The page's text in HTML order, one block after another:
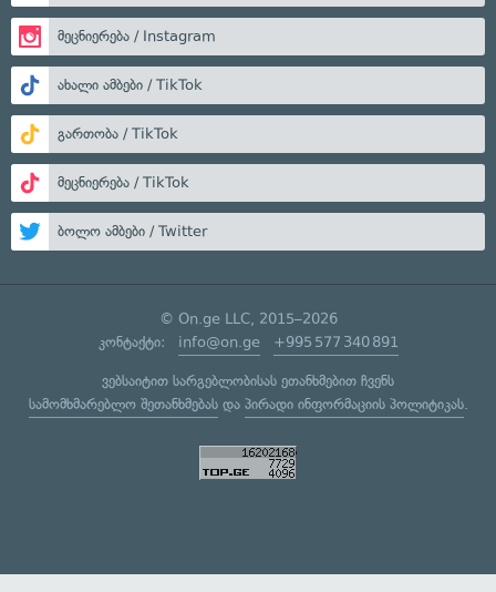
მეცნიერება / Instagram
ახალი ამბები / TikTok
გართობა / TikTok
მეცნიერება / TikTok
ბოლო ამბები / Twitter
© On.ge LLC, 2015–2026
კონტაქტი: info@on.ge +995 577 340 891
ვებსაიტით სარგებლობისას ეთანხმებით ჩვენს
სამომხმარებლო შეთანხმებასდა პირადი ინფორმაციის პოლიტიკას.